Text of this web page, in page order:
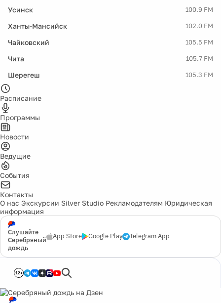
Усинск 100.9 FM
Ханты-Мансийск 102.0 FM
Чайковский 105.5 FM
Чита 105.7 FM
Шерегеш 105.3 FM
Расписание
Программы
Новости
Ведущие
События
Контакты
О нас Экскурсии Silver Studio Рекламодателям Юридическая
информация
Слушайте
Серебряный
дождь
App Store Google Play Telegram App
12+